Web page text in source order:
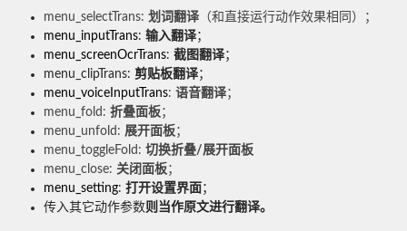
menu_selectTrans: 划词翻译 （和直接运行动作效果相同）；
menu_inputTrans: 输入翻译；
menu_screenOcrTrans: 截图翻译；
menu_clipTrans: 剪贴板翻译；
menu_voiceInputTrans: 语音翻译；
menu_fold: 折叠面板；
menu_unfold: 展开面板；
menu_toggleFold: 切换折叠/展开面板
menu_close: 关闭面板；
menu_setting: 打开设置界面 ；
传入其它动作参数则当作原文进行翻译。